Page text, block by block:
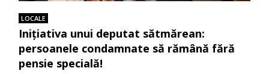
LOCALE
Iniţiativa unui deputat sătmărean:
persoanele condamnate să rămână fără
pensie specială!